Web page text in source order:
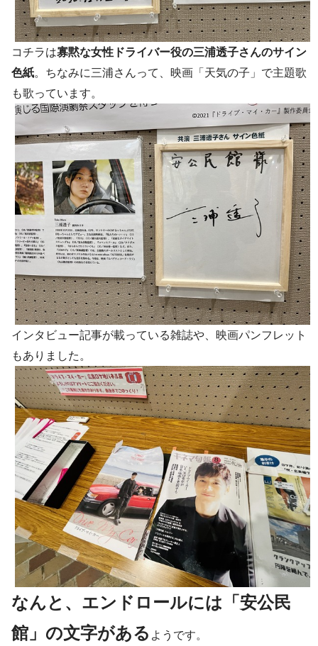
コチラは寡黙な女性ドライバー役の三浦透子さんのサイン
色紙。ちなみに三浦さんって、映画「天気の子」で主題歌
も歌っています。
インタビュー記事が載っている雑誌や、映画パンフレット
もありました。
なんと、エンドロールには「安公民
館」の文字がある ようです。